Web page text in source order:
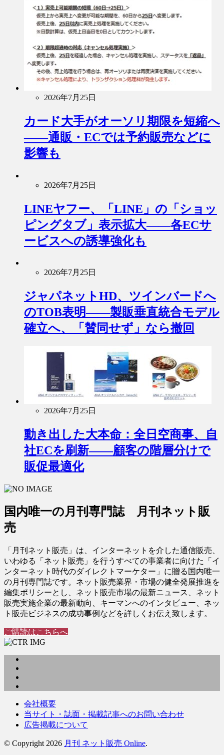
2026年7月25日
カード大手がオーソリ期限を短縮へ
――通販・ECでは予約販売などに
影響も
2026年7月25日
LINEヤフー、「LINE」の「ショッ
ピングタブ」表示拡大――各ECサ
ービスへの誘導強化も
2026年7月25日
ジャパネットHD、ツインバードへ
のTOB表明――製販垂直統合モデル
確立へ、「賛同せず」なら撤回
2026年7月25日
動き出した大本命：全日空商事、自
社ECを刷新――顧客の階層分けで
販促最適化
国内唯一の月刊専門誌 月刊ネット販
売
「月刊ネット販売」は、インターネットを介した通信販売、
いわゆる「ネット販売」を行うすべての事業者に向けた「イ
ンターネット時代のダイレクトマーケター」に贈る国内唯一
の月刊専門誌です。ネット販売業界・市場の健全発展推進を
編集ポリシーとし、ネット販売市場の最新ニュース、ネット
販売実施企業の最新動向、キーマンへのインタビュー、ネッ
ト販売ビジネスの成功事例などを詳しくお伝え致します。
ご購読はこちらへ
会社概要
当サイト・誌面・掲載記事へのお問い合わせ
広告掲載について
© Copyright 2026 月刊 ネット販売 Online.